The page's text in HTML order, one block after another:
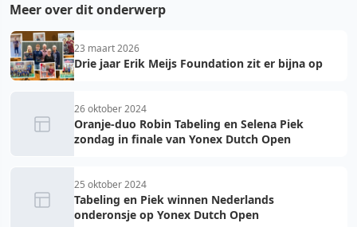
Meer over dit onderwerp
23 maart 2026
Drie jaar Erik Meijs Foundation zit er bijna op
26 oktober 2024
Oranje-duo Robin Tabeling en Selena Piek
zondag in finale van Yonex Dutch Open
25 oktober 2024
Tabeling en Piek winnen Nederlands
onderonsje op Yonex Dutch Open